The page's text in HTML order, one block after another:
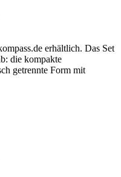
erhältlich. Das Set
die kompakte
getrennte Form mit